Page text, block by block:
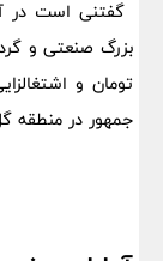
جمهور در منطقه